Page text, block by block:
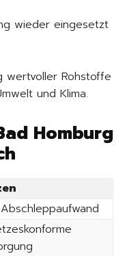
wieder eingesetzt
wertvoller Rohstoffe
und Klima.
Homburg